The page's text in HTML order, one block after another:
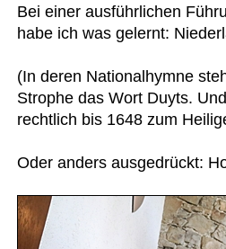
Bei einer ausführlichen
habe ich was gelernt:
(In deren Nationalhymne
Strophe das Wort Duyts.
rechtlich bis 1648 zum
Oder anders ausgedrückt: